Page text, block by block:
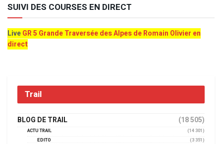
SUIVI DES COURSES EN DIRECT
LiveGR 5 Grande Traversée des Alpes de Romain Olivier en
direct
Trail
BLOG DE TRAIL (18 505)
ACTU TRAIL
(14 301)
EDITO
(3 351)